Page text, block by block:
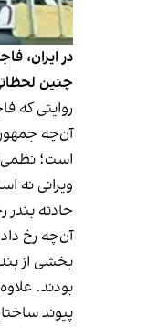
در ایران،
چنین
روایتی که
آن‌چه
است؛ نظمی
ویرانی نه
حادثه‌
آن‌چه رخ
بخشی از
بودند.
پیوند